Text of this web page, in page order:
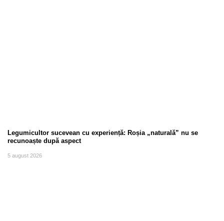
Legumicultor sucevean cu experiență: Roșia „naturală” nu se
recunoaște după aspect
5 august 2026